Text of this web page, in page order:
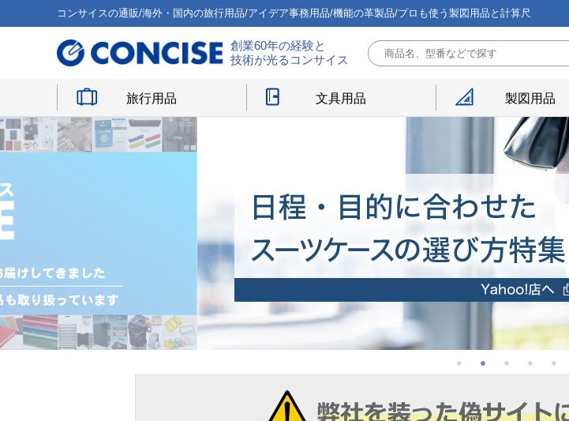
コンサイスの通販/海外・国内の旅行用品/アイデア事務用品/機能の革製品/プロも使う製図用品と計算尺
創業60年の経験と
技術が光るコンサイス
旅行用品 文具用品 製図用品